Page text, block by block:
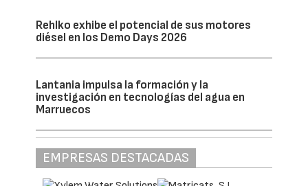
Rehlko exhibe el potencial de sus motores
diésel en los Demo Days 2026
Lantania impulsa la formación y la
investigación en tecnologías del agua en
Marruecos
EMPRESAS DESTACADAS